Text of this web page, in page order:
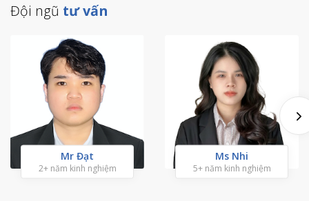
Đội ngũ tư vấn
Mr Đạt
2+ năm kinh nghiệm
Ms Nhi
5+ năm kinh nghiệm